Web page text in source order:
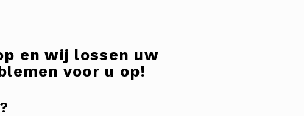
en wij lossen uw
voor u op!